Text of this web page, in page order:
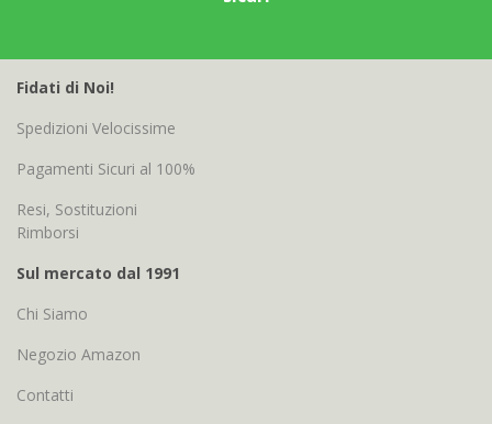
Fidati di Noi!
Spedizioni Velocissime
Pagamenti Sicuri al 100%
Resi, Sostituzioni
Rimborsi
Sul mercato dal 1991
Chi Siamo
Negozio Amazon
Contatti